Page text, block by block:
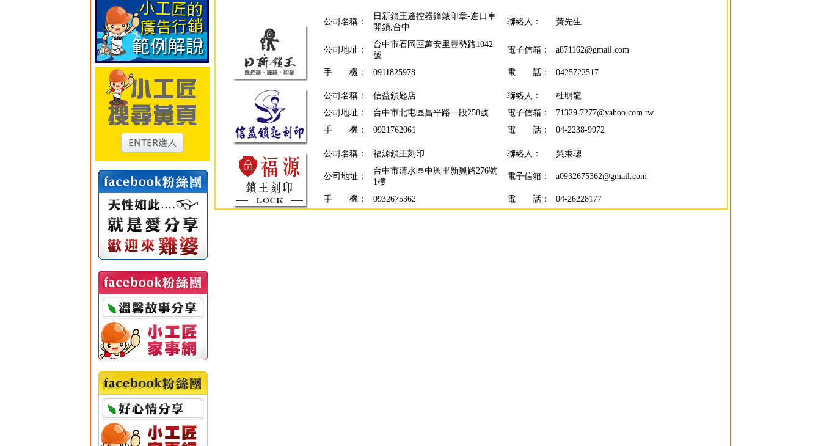
公司名稱：
日新鎖王遙控器鐘錶印章-進口車
開鎖,台中
聯絡人： 黃先生
公司地址：
台中市石岡區萬安里豐勢路1042
號
電子信箱： a871162@gmail.com
手 機： 0911825978 電 話： 0425722517
公司名稱： 信益鎖匙店 聯絡人：
杜明龍
公司地址：
台中市北屯區昌平路一段258號 電子信箱：
71329.7277@yahoo.com.tw
手 機：
0921762061 電 話： 04-2238-9972
公司名稱： 福源鎖王刻印 聯絡人： 吳秉聰
公司地址：
台中市清水區中興里新興路276號
1樓
電子信箱： a0932675362@gmail.com
手 機： 0932675362 電 話： 04-26228177